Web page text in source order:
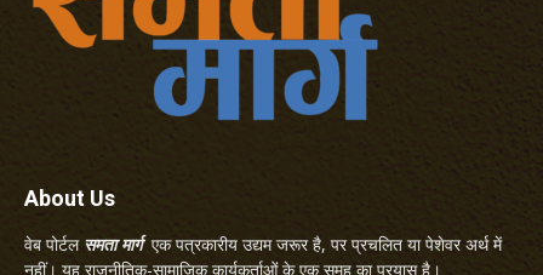
About Us
वेब पोर्टल समता मार्गएक पत्रकारीय उद्यम जरूर है, पर प्रचलित या पेशेवर अर्थ में
नहीं। यह राजनीतिक-सामाजिक कार्यकर्ताओं के एक समूह का प्रयास है।